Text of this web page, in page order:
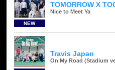
NEW
TOMORROW X
Nice to Meet Ya
Travis Japan
On My Road (Stadium